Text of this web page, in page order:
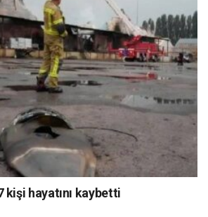
kişi hayatını kaybetti